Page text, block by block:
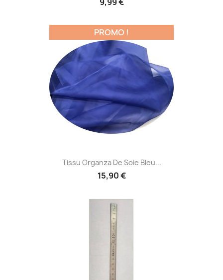
Tissu Organza De Soie Bleu...
15,90 €
PROMO !